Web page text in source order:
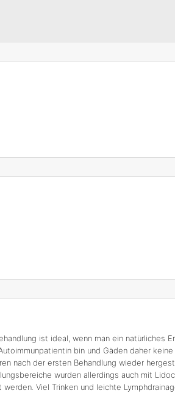
ist ideal, wenn man ein natürliches
bin und Gäden daher
nach der ersten Behandlung wieder
wurden allerdings auch mit
Viel Trinken und leichte